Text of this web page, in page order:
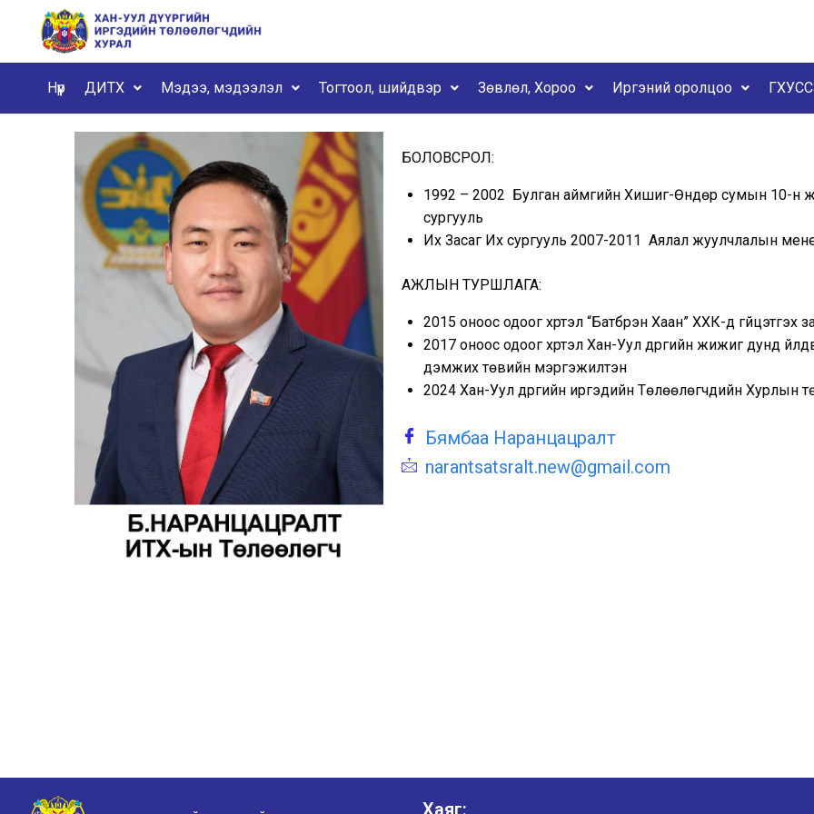
Нүүр ДИТХ Мэдээ, мэдээлэл Тогтоол, шийдвэр Зөвлөл, Хороо Иргэний оролцоо
БОЛОВСРОЛ:
1992 – 2002 Булган аймгийн Хишиг-Өндөр сумын 10-н
сургууль
Их Засаг Их сургууль 2007-2011 Аялал жуулчлалын
АЖЛЫН ТУРШЛАГА:
2015 оноос одоог хүртэл “Батбүрэн Хаан” ХХК-д гүйцэтгэх
2017 оноос одоог хүртэл Хан-Уул дүүргийн жижиг дунд
дэмжих төвийн мэргэжилтэн
2024 Хан-Уул дүүргийн иргэдийн Төлөөлөгчдийн Хурлын
Бямбаа Наранцацралт
narantsatsralt.new@gmail.com
Хаяг: